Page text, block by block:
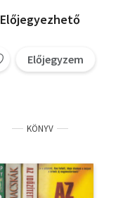
Előjegyezhető
Előjegyzem
KÖNYV